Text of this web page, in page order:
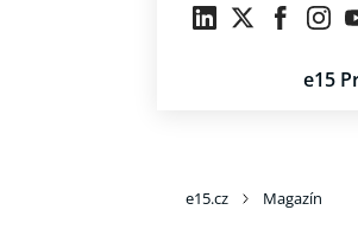
e15
e15.cz Magazín